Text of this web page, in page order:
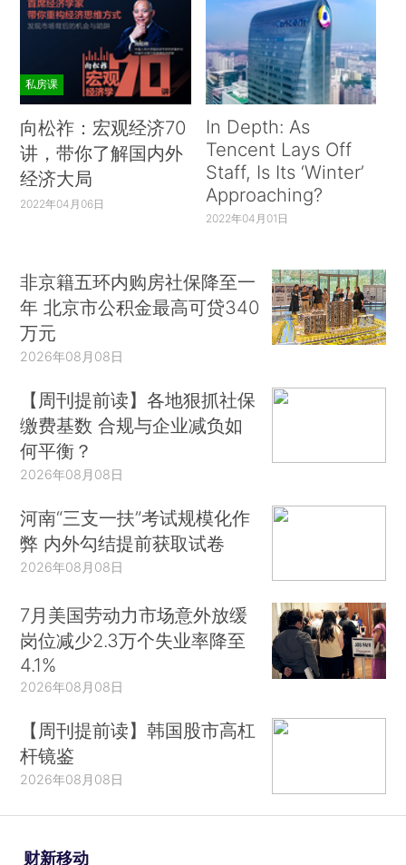
私房课
向松祚：宏观经济70
讲，带你了解国内外
经济大局
2022年04月06日
In Depth: As
Tencent Lays Off
Staff, Is Its ‘Winter’
Approaching?
2022年04月01日
非京籍五环内购房社保降至一
年 北京市公积金最高可贷340
万元
2026年08月08日
【周刊提前读】各地狠抓社保
缴费基数 合规与企业减负如
何平衡？
2026年08月08日
河南“三支一扶”考试规模化作
弊 内外勾结提前获取试卷
2026年08月08日
7月美国劳动力市场意外放缓
岗位减少2.3万个失业率降至
4.1%
2026年08月08日
【周刊提前读】韩国股市高杠
杆镜鉴
2026年08月08日
财新移动